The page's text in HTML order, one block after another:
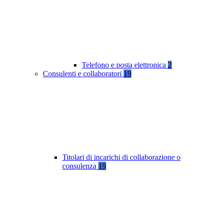
Telefono e posta elettronica 2
Consulenti e collaboratori 19
Titolari di incarichi di collaborazione o
consulenza 19